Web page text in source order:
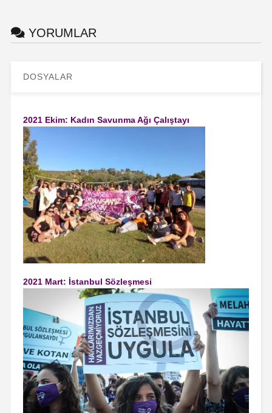
YORUMLAR
DOSYALAR
2021 Ekim: Kadın Savunma Ağı Çalıştayı
2021 Mart: İstanbul Sözleşmesi